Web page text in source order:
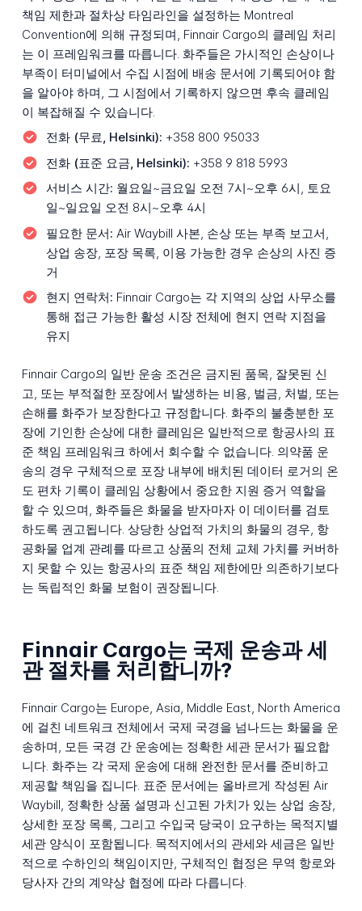
책임 제한과 절차상 타임라인을 설정하는 Montreal
Convention에 의해 규정되며, Finnair Cargo의 클레임 처리
는 이 프레임워크를 따릅니다. 화주들은 가시적인 손상이나
부족이 터미널에서 수집 시점에 배송 문서에 기록되어야 함
을 알아야 하며, 그 시점에서 기록하지 않으면 후속 클레임
이 복잡해질 수 있습니다.
전화 (무료, Helsinki): +358 800 95033
전화 (표준 요금, Helsinki): +358 9 818 5993
서비스 시간: 월요일~금요일 오전 7시~오후 6시, 토요
일~일요일 오전 8시~오후 4시
필요한 문서: Air Waybill 사본, 손상 또는 부족 보고서,
상업 송장, 포장 목록, 이용 가능한 경우 손상의 사진 증
거
현지 연락처: Finnair Cargo는 각 지역의 상업 사무소를
통해 접근 가능한 활성 시장 전체에 현지 연락 지점을
유지
Finnair Cargo의 일반 운송 조건은 금지된 품목, 잘못된 신
고, 또는 부적절한 포장에서 발생하는 비용, 벌금, 처벌, 또는
손해를 화주가 보장한다고 규정합니다. 화주의 불충분한 포
장에 기인한 손상에 대한 클레임은 일반적으로 항공사의 표
준 책임 프레임워크 하에서 회수할 수 없습니다. 의약품 운
송의 경우 구체적으로 포장 내부에 배치된 데이터 로거의 온
도 편차 기록이 클레임 상황에서 중요한 지원 증거 역할을
할 수 있으며, 화주들은 화물을 받자마자 이 데이터를 검토
하도록 권고됩니다. 상당한 상업적 가치의 화물의 경우, 항
공화물 업계 관례를 따르고 상품의 전체 교체 가치를 커버하
지 못할 수 있는 항공사의 표준 책임 제한에만 의존하기보다
는 독립적인 화물 보험이 권장됩니다.
Finnair Cargo는 국제 운송과 세
관 절차를 처리합니까?
Finnair Cargo는 Europe, Asia, Middle East, North America
에 걸친 네트워크 전체에서 국제 국경을 넘나드는 화물을 운
송하며, 모든 국경 간 운송에는 정확한 세관 문서가 필요합
니다. 화주는 각 국제 운송에 대해 완전한 문서를 준비하고
제공할 책임을 집니다. 표준 문서에는 올바르게 작성된 Air
Waybill, 정확한 상품 설명과 신고된 가치가 있는 상업 송장,
상세한 포장 목록, 그리고 수입국 당국이 요구하는 목적지별
세관 양식이 포함됩니다. 목적지에서의 관세와 세금은 일반
적으로 수하인의 책임이지만, 구체적인 협정은 무역 항로와
당사자 간의 계약상 협정에 따라 다릅니다.